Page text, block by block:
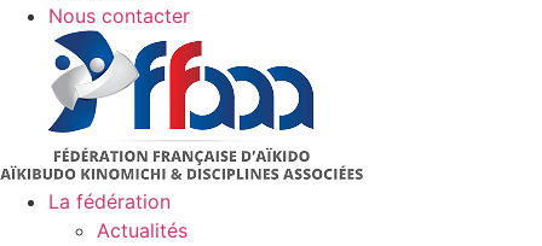
Nous contacter
La fédération
Actualités